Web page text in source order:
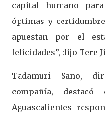
capital humano
óptimas y
apuestan por el
felicidades”, dijo Tere
Tadamuri Sano,
compañía,
Aguascalientes